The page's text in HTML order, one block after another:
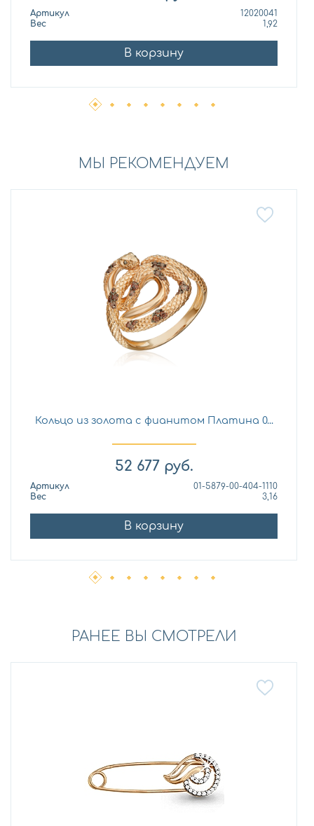
Артикул
12020041
Вес
1,92
В корзину
МЫ РЕКОМЕНДУЕМ
Кольцо из золота с фианитом Платина 0...
52 677 руб.
Артикул
01-5879-00-404-1110
Вес
3,16
В корзину
РАНЕЕ ВЫ СМОТРЕЛИ